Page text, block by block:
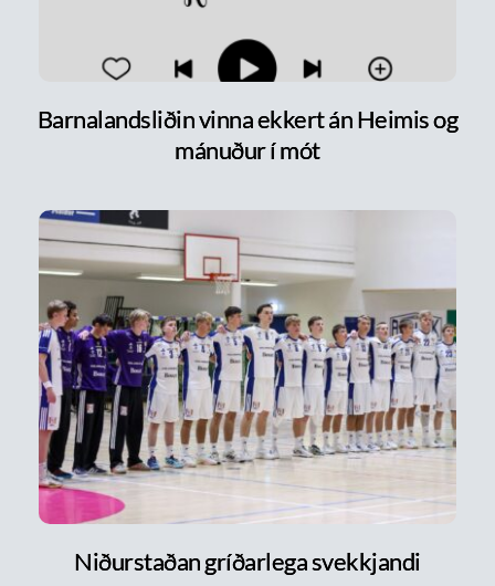
Barnalandsliðin vinna ekkert án Heimis og
mánuður í mót
Niðurstaðan gríðarlega svekkjandi